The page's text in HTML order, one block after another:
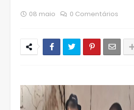
08 maio 0 Comentários